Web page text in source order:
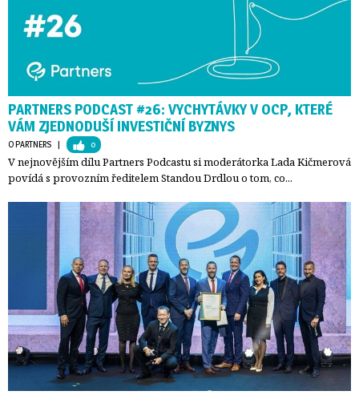
PARTNERS PODCAST #26: VYCHYTÁVKY V OCP, KTERÉ
VÁM ZJEDNODUŠÍ INVESTIČNÍ BYZNYS
O PARTNERS | 0
V nejnovějším dílu Partners Podcastu si moderátorka Lada Kičmerová
povídá s provozním ředitelem Standou Drdlou o tom, co...